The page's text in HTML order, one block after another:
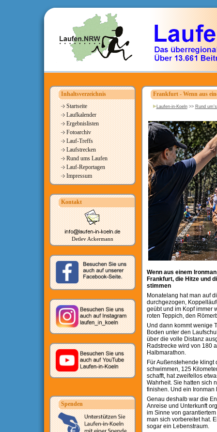
Inhaltsverzeichnis
Startseite
Laufkalender
Ergebnislisten
Fotoarchiv
Lauf-Treffs
Laufstrecken
Rund ums Laufen
Lauf-Reportagen
Impressum
Kontakt
Detlev Ackermann
Spenden
Frankfurt - Wenn aus
Laufen-in-Koeln>> Rund
Wenn aus einem
Frankfurt, die Hitze und
stimmen
Monatelang hat man auf
durchgezogen,
geübt und im Kopf immer
roten Teppich, den
Und dann kommt wenige
Boden unter den
über die volle Distanz
Radstrecke wird von 180
Halbmarathon.
Für Außenstehende
schwimmen, 125
schafft, hat zweifellos
Wahrheit. Sie hatten sich
finishen. Und ein Ironman
Genau deshalb war die
Anreise und Unterkunft
im Sinne von
man sich vorbereitet hat.
sogar ein Lebenstraum.